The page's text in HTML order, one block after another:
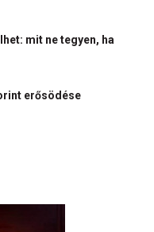
mit ne tegyen, ha
erősödése